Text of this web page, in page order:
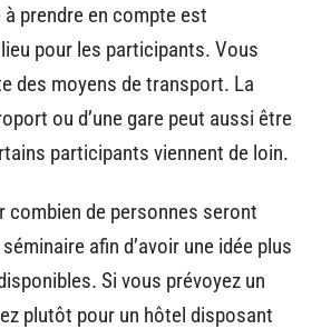
prendre en compte est
pour les participants. Vous
des moyens de transport. La
ou d’une gare peut aussi être
participants viennent de loin.
combien de personnes seront
afin d’avoir une idée plus
Si vous prévoyez un
plutôt pour un hôtel disposant